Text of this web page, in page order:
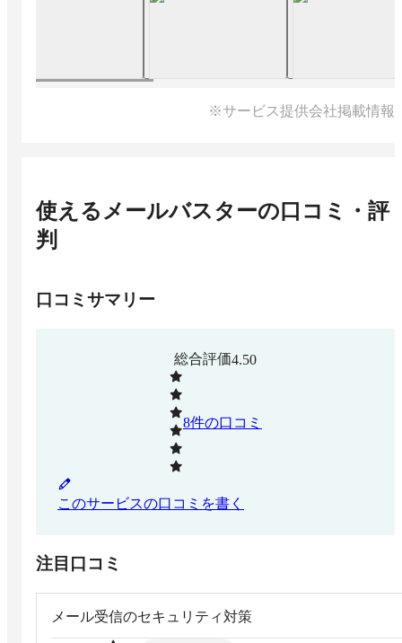
※サービス提供会社掲載情報
使えるメールバスターの口コミ・評
判
口コミサマリー
総合評価4.50
8件の口コミ
このサービスの口コミを書く
注目口コミ
メール受信のセキュリティ対策